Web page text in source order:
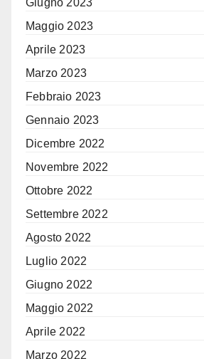
Giugno 2023
Maggio 2023
Aprile 2023
Marzo 2023
Febbraio 2023
Gennaio 2023
Dicembre 2022
Novembre 2022
Ottobre 2022
Settembre 2022
Agosto 2022
Luglio 2022
Giugno 2022
Maggio 2022
Aprile 2022
Marzo 2022